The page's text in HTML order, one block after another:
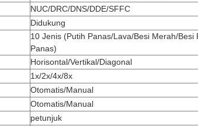
NUC/DRC/DNS/DDE/SFFC
Didukung
10 Jenis (Putih Panas/Lava/Besi Merah/
Panas)
Horisontal/Vertikal/Diagonal
1x/2x/4x/8x
Otomatis/Manual
Otomatis/Manual
petunjuk